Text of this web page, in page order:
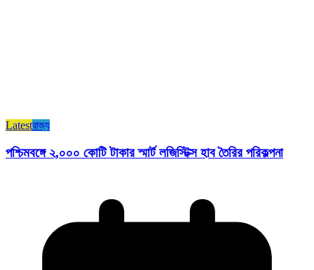
Latestরাজ্য​
পশ্চিমবঙ্গে ২,০০০ কোটি টাকার স্মার্ট লজিস্টিক্স হাব তৈরির পরিকল্পনা